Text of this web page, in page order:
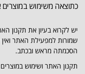
כתוצאה משימוש
יש לקרוא בעיון את תקנון
שמורות למפעילת האתר
הסכמתה מראש ובכתב.
תקנון האתר ושימוש במוצרים